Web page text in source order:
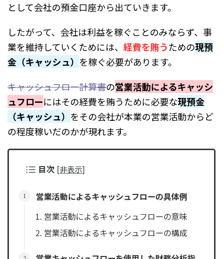
として会社の預金口座から出ていきます。
したがって、会社は利益を稼ぐことのみならず、事
業を維持していくためには、 経費を賄うための現預
金（キャッシュ） を稼ぐ必要があります。
キャッシュフロー計算書の営業活動によるキャッシ
ュフローにはその経費を賄うために必要な現預金
（キャッシュ） をその会社が本業の営業活動からど
の程度稼いだのかが現れます。
目次 [非表示]
営業活動によるキャッシュフローの具体例
営業活動によるキャッシュフローの意味
営業活動によるキャッシュフローの構成